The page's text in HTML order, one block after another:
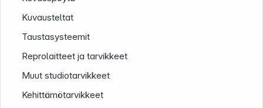
Kuvausteltat
Taustasysteemit
Reprolaitteet ja tarvikkeet
Muut studiotarvikkeet
Kehittämötarvikkeet